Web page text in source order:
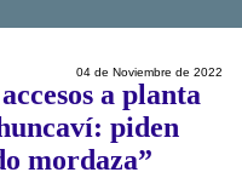
04 de Noviembre de 2022
a planta
piden
mordaza”